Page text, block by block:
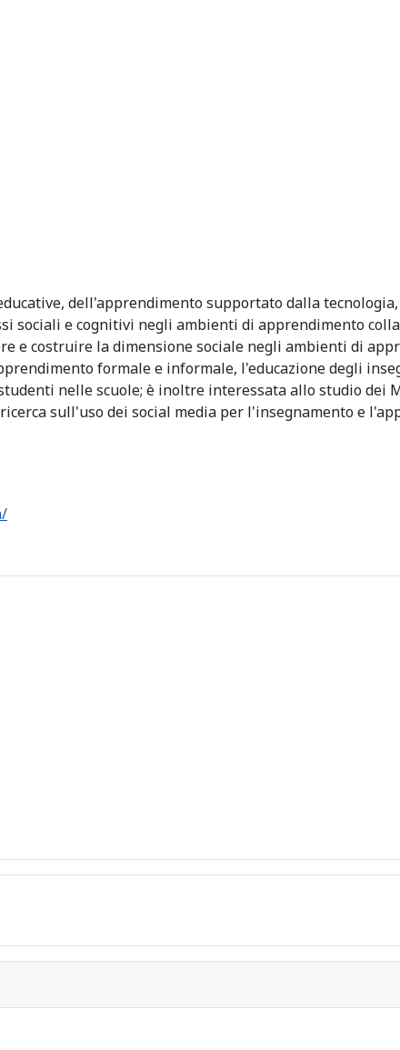
dell'apprendimento supportato dalla
sociali e cognitivi negli ambienti di apprendimento
costruire la dimensione sociale negli ambienti di
formale e informale, l'educazione degli
nelle scuole; è inoltre interessata allo studio dei
sull'uso dei social media per l'insegnamento e